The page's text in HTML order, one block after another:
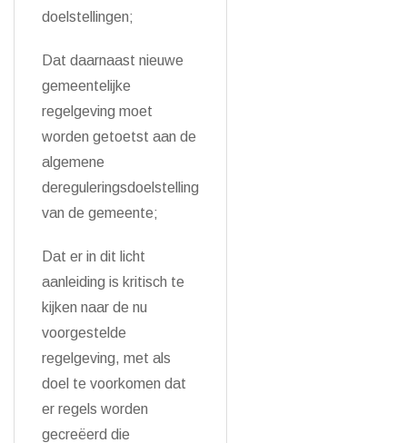
doelstellingen;
Dat daarnaast nieuwe
gemeentelijke
regelgeving moet
worden getoetst aan de
algemene
dereguleringsdoelstelling
van de gemeente;
Dat er in dit licht
aanleiding is kritisch te
kijken naar de nu
voorgestelde
regelgeving, met als
doel te voorkomen dat
er regels worden
gecreëerd die